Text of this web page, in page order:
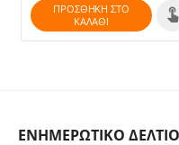
ΠΡΟΣΘΉΚΗ ΣΤΟ
ΚΑΛΆΘΙ
ΕΝΗΜΕΡΩΤΙΚΟ ΔΕΛΤΙΟ